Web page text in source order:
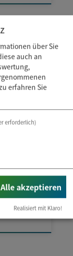
über Sie
auch an
erfahren Sie
erforderlich)
Alle akzeptieren
Realisiert mit Klaro!